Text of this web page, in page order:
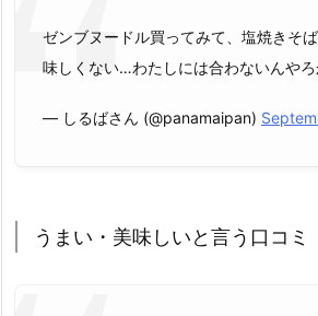
ゼンブヌードル買ってみて、塩焼きそ
味しくない…わたしには合わないんや
— しるばさん (@panamaipan)
うまい・美味しいと言う口コミ